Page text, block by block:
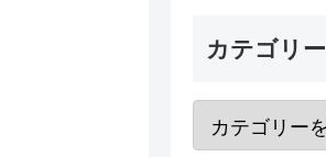
カテゴリー